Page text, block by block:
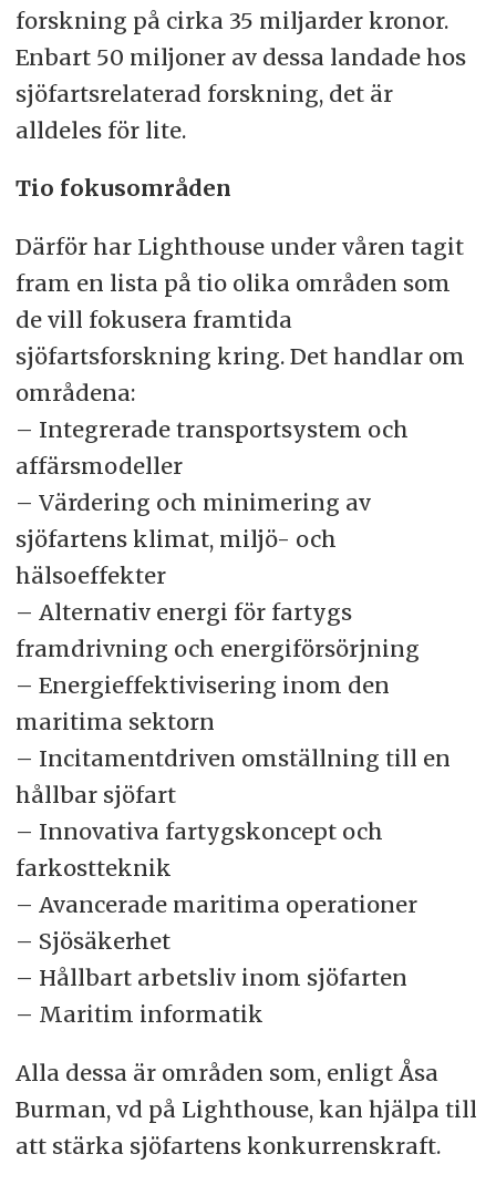
forskning på cirka 35 miljarder kronor.
Enbart 50 miljoner av dessa landade hos
sjöfartsrelaterad forskning, det är
alldeles för lite.
Tio fokusområden
Därför har Lighthouse under våren tagit
fram en lista på tio olika områden som
de vill fokusera framtida
sjöfartsforskning kring. Det handlar om
områdena:
– Integrerade transportsystem och
affärsmodeller
– Värdering och minimering av
sjöfartens klimat, miljö- och
hälsoeffekter
– Alternativ energi för fartygs
framdrivning och energiförsörjning
– Energieffektivisering inom den
maritima sektorn
– Incitamentdriven omställning till en
hållbar sjöfart
– Innovativa fartygskoncept och
farkostteknik
– Avancerade maritima operationer
– Sjösäkerhet
– Hållbart arbetsliv inom sjöfarten
– Maritim informatik
Alla dessa är områden som, enligt Åsa
Burman, vd på Lighthouse, kan hjälpa till
att stärka sjöfartens konkurrenskraft.